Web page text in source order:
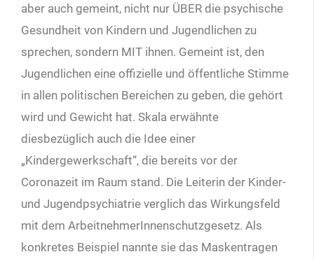
aber auch gemeint, nicht nur ÜBER die psychische
Gesundheit von Kindern und Jugendlichen zu
sprechen, sondern MIT ihnen. Gemeint ist, den
Jugendlichen eine offizielle und öffentliche Stimme
in allen politischen Bereichen zu geben, die gehört
wird und Gewicht hat. Skala erwähnte
diesbezüglich auch die Idee einer
„Kindergewerkschaft“, die bereits vor der
Coronazeit im Raum stand. Die Leiterin der Kinder-
und Jugendpsychiatrie verglich das Wirkungsfeld
mit dem ArbeitnehmerInnenschutzgesetz. Als
konkretes Beispiel nannte sie das Maskentragen